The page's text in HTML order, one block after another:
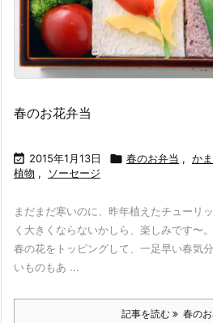
春のお花弁当
 2015年1月13日  春のお弁当 , か
植物 , ソーセージ
まだまだ寒いのに、昨年植えたチューリ
く大きくならないかしら、楽しみです〜
春の花をトッピングして、一足早い春気
いものもあ ...
記事を読む 春の